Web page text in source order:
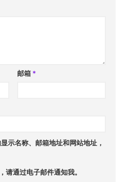
邮箱 *
示名称、邮箱地址和网站地址，
请通过电子邮件通知我。